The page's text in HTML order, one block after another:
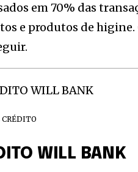
em 70% das
e produtos de higine.
CRÉDITO
WILL BANK